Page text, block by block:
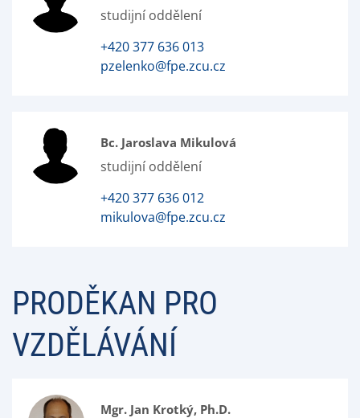
studijní oddělení
+420 377 636 013
pzelenko@fpe.zcu.cz
Bc. Jaroslava Mikulová
studijní oddělení
+420 377 636 012
mikulova@fpe.zcu.cz
PRODĚKAN PRO
VZDĚLÁVÁNÍ
Mgr. Jan Krotký, Ph.D.